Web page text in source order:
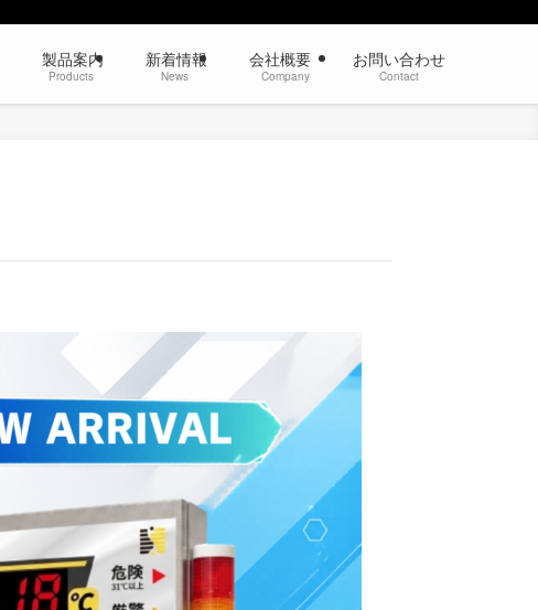
製品案内
Products
新着情報
News
会社概要
Company
お問い合わせ
Contact